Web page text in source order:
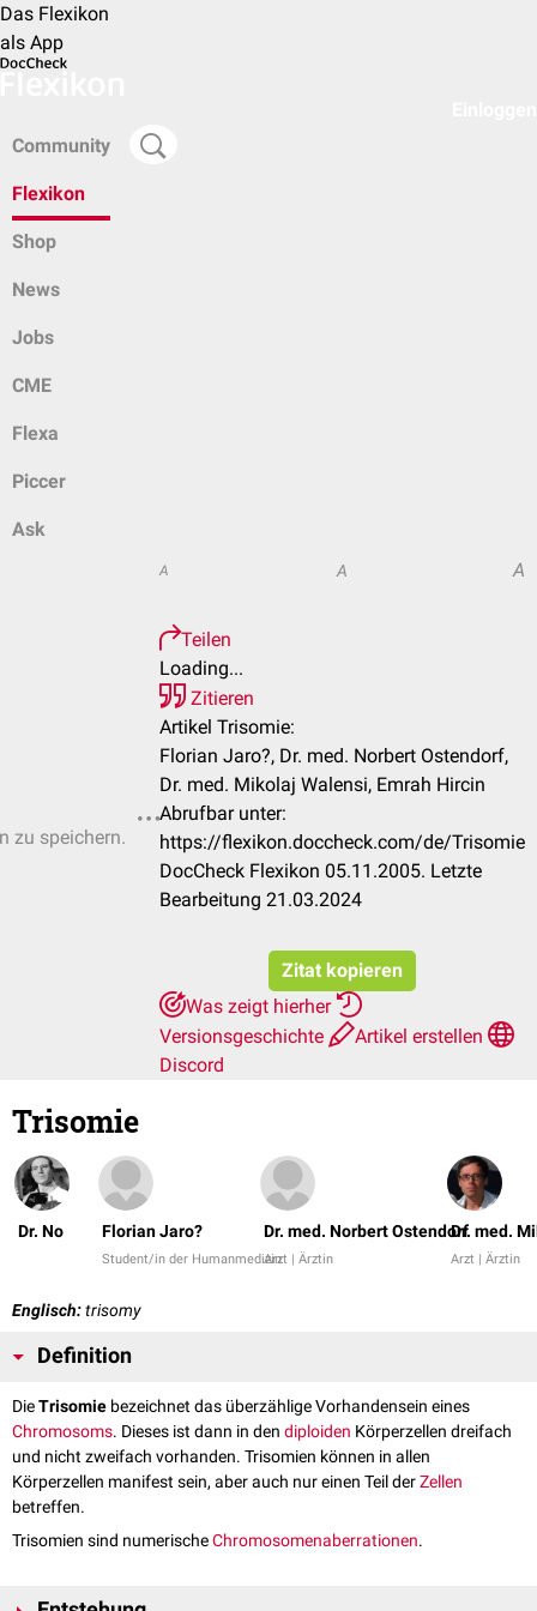
Das Flexikon
als App
Community
Flexikon
Shop
News
Jobs
CME
Flexa
Piccer
Ask
zu speichern.
A A A
Teilen
Loading...
Zitieren
Artikel Trisomie:
Florian Jaro?, Dr. med. Norbert Ostendorf,
Dr. med. Mikolaj Walensi, Emrah Hircin
Abrufbar unter:
https://flexikon.doccheck.com/de/Trisomie
DocCheck Flexikon 05.11.2005. Letzte
Bearbeitung 21.03.2024
Zitat kopieren
Was zeigt hierher
Versionsgeschichte
Artikel erstellen
Discord
Trisomie
Dr. No Florian Jaro?
Student/in der Humanmedizin
Dr. med. Norbert Ostendorf
Arzt | Ärztin
Dr. med.
Arzt | Ärztin
Englisch:trisomy
Definition
DieTrisomie bezeichnet das überzählige Vorhandensein eines
Chromosoms. Dieses ist dann in den diploiden Körperzellen dreifach
und nicht zweifach vorhanden. Trisomien können in allen
Körperzellen manifest sein, aber auch nur einen Teil derZellen
betreffen.
Trisomien sind numerischeChromosomenaberrationen.